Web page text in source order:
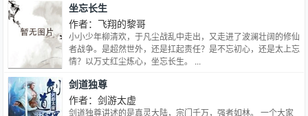
啊，于是她答应了。 第二次见面，沐皇正在和别人抢杀异族，
因为南宫羡的出现打断了沐皇赚钱之路，这让沐皇异常恼火。
就在沐皇在发火边缘时，南宫羡凉凉的丢出一句话：“我给你一
千万，你跟我去一个地方。” 然后，沐皇就这么被南宫羡的财大
气粗给带走了。
坐忘长生
作者：飞翔的黎哥
小小少年柳清欢，于凡尘战乱中走出，又走进了波澜壮阔的修仙
者战争。是超然世外，还是扛起责任？是不忘初心，还是太上忘
情？以万丈红尘炼心，坐忘长生。 ...
剑道独尊
作者：剑游太虚
剑道独尊讲述的是真灵大陆，宗门千万，强者如林。 一个大家